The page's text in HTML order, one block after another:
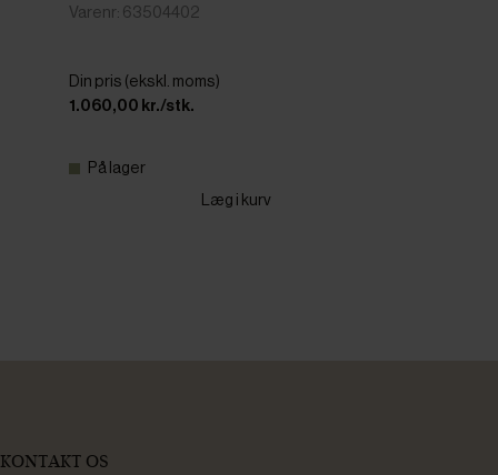
Varenr: 63504402
Din pris (ekskl. moms)
1.060,00 kr./stk.
På lager
Læg i kurv
KONTAKT OS